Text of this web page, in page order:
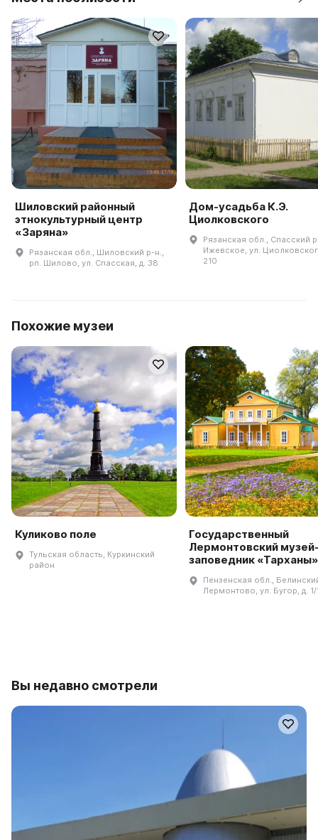
Шиловский районный
этнокультурный центр
«Заряна»
Рязанская обл., Шиловский р-н.,
рп. Шилово, ул. Спасская, д. 38
Дом-усадьба К.Э.
Циолковского
Рязанская обл., Спасский
Ижевское, ул.
210
Похожие музеи
Куликово поле
Тульская область, Куркинский
район
Государственный
Лермонтовский
заповедник «Тарханы»
Пензенская обл.,
Лермонтово, ул. Бугор, д. 1/
Вы недавно смотрели